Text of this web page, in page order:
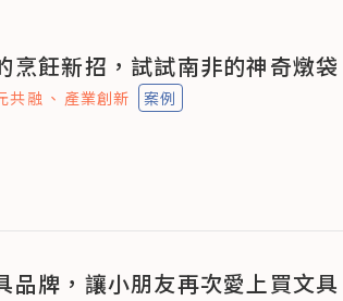
烹飪新招，試試南非的神奇燉袋
共融 產業創新 案例
品牌，讓小朋友再次愛上買文具